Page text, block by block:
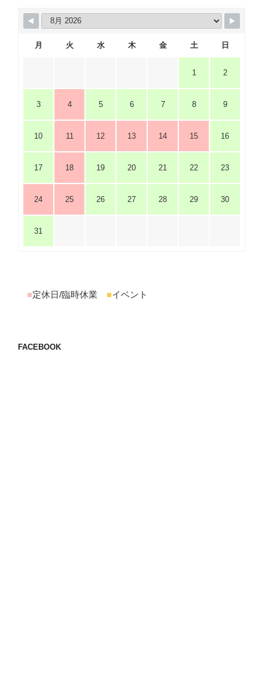
月 火 水 木 金 土 日
1 2
3 4 5 6 7 8 9
10 11 12 13 14 15 16
17 18 19 20 21 22 23
24 25 26 27 28 29 30
31
■定休日/臨時休業 ■イベント
FACEBOOK